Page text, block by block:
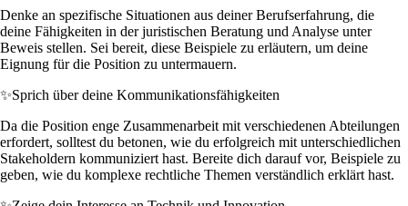
Denke an spezifische Situationen aus deiner Berufserfahrung, die
deine Fähigkeiten in der juristischen Beratung und Analyse unter
Beweis stellen. Sei bereit, diese Beispiele zu erläutern, um deine
Eignung für die Position zu untermauern.
✨Sprich über deine Kommunikationsfähigkeiten
Da die Position enge Zusammenarbeit mit verschiedenen Abteilungen
erfordert, solltest du betonen, wie du erfolgreich mit unterschiedlichen
Stakeholdern kommuniziert hast. Bereite dich darauf vor, Beispiele zu
geben, wie du komplexe rechtliche Themen verständlich erklärt hast.